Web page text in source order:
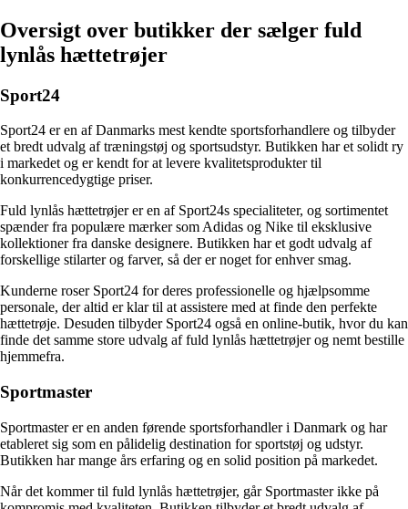
Oversigt over butikker der sælger fuld
lynlås hættetrøjer
Sport24
Sport24 er en af Danmarks mest kendte sportsforhandlere og tilbyder
et bredt udvalg af træningstøj og sportsudstyr. Butikken har et solidt ry
i markedet og er kendt for at levere kvalitetsprodukter til
konkurrencedygtige priser.
Fuld lynlås hættetrøjer er en af Sport24s specialiteter, og sortimentet
spænder fra populære mærker som Adidas og Nike til eksklusive
kollektioner fra danske designere. Butikken har et godt udvalg af
forskellige stilarter og farver, så der er noget for enhver smag.
Kunderne roser Sport24 for deres professionelle og hjælpsomme
personale, der altid er klar til at assistere med at finde den perfekte
hættetrøje. Desuden tilbyder Sport24 også en online-butik, hvor du kan
finde det samme store udvalg af fuld lynlås hættetrøjer og nemt bestille
hjemmefra.
Sportmaster
Sportmaster er en anden førende sportsforhandler i Danmark og har
etableret sig som en pålidelig destination for sportstøj og udstyr.
Butikken har mange års erfaring og en solid position på markedet.
Når det kommer til fuld lynlås hættetrøjer, går Sportmaster ikke på